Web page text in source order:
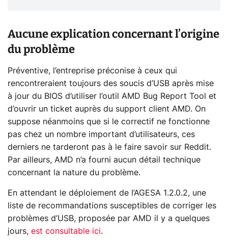
Aucune explication concernant l’origine
du problème
Préventive, l’entreprise préconise à ceux qui
rencontreraient toujours des soucis d’USB après mise
à jour du BIOS d’utiliser l’outil AMD Bug Report Tool et
d’ouvrir un ticket auprès du support client AMD. On
suppose néanmoins que si le correctif ne fonctionne
pas chez un nombre important d’utilisateurs, ces
derniers ne tarderont pas à le faire savoir sur Reddit.
Par ailleurs, AMD n’a fourni aucun détail technique
concernant la nature du problème.
En attendant le déploiement de l’AGESA 1.2.0.2, une
liste de recommandations susceptibles de corriger les
problèmes d’USB, proposée par AMD il y a quelques
jours, est consultable ici.